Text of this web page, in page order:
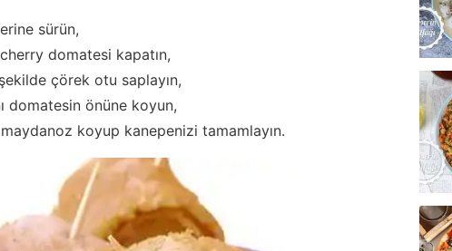
sürün,
domatesi kapatın,
çörek otu saplayın,
domatesin önüne koyun,
koyup kanepenizi tamamlayın.